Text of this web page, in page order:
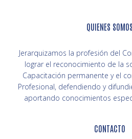
QUIENES SOMOS
Jerarquizamos la profesión del
lograr el reconocimiento de la
Capacitación permanente y el
Profesional, defendiendo y
aportando conocimientos
CONTACTO